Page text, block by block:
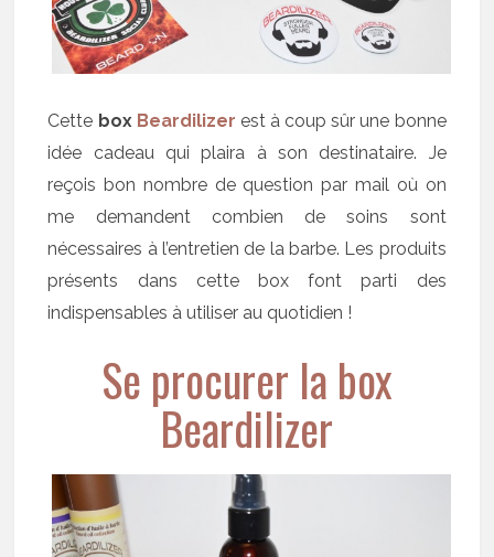
Cette box Beardilizer est à coup sûr une bonne
idée cadeau qui plaira à son destinataire. Je
reçois bon nombre de question par mail où on
me demandent combien de soins sont
nécessaires à l’entretien de la barbe. Les produits
présents dans cette box font parti des
indispensables à utiliser au quotidien !
Se procurer la box
Beardilizer